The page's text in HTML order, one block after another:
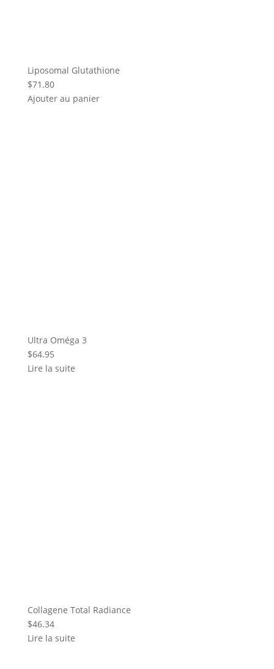
Liposomal Glutathione
$71.80
Ajouter au panier
Ultra Oméga 3
$64.95
Lire la suite
Collagene Total Radiance
$46.34
Lire la suite